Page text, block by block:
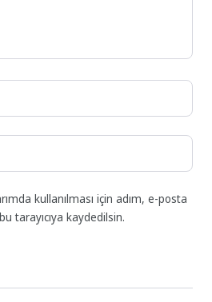
kullanılması için adım, e-posta
tarayıcıya kaydedilsin.